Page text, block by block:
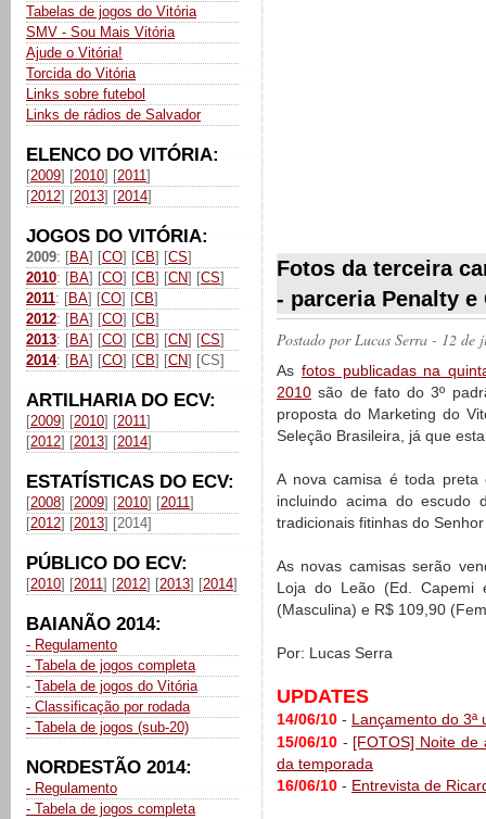
Tabelas de jogos do Vitória
SMV - Sou Mais Vitória
Ajude o Vitória!
Torcida do Vitória
Links sobre futebol
Links de rádios de Salvador
ELENCO DO VITÓRIA:
[2009] [2010] [2011]
[2012] [2013] [2014]
JOGOS DO VITÓRIA:
2009: [BA] [CO] [CB] [CS]
2010: [BA] [CO] [CB] [CN] [CS]
2011: [BA] [CO] [CB]
2012: [BA] [CO] [CB]
2013: [BA] [CO] [CB] [CN] [CS]
2014: [BA] [CO] [CB] [CN] [CS]
ARTILHARIA DO ECV:
[2009] [2010] [2011]
[2012] [2013] [2014]
ESTATÍSTICAS DO ECV:
[2008] [2009] [2010] [2011]
[2012] [2013] [2014]
PÚBLICO DO ECV:
[2010] [2011] [2012] [2013] [2014]
BAIANÃO 2014:
- Regulamento
- Tabela de jogos completa
- Tabela de jogos do Vitória
- Classificação por rodada
- Tabela de jogos (sub-20)
NORDESTÃO 2014:
- Regulamento
- Tabela de jogos completa
Fotos da terceira
- parceria Penalty e
Postado porLucas Serra - 12 de
As fotos publicadas na
2010 são de fato do 3º
proposta do Marketing do
Seleção Brasileira, já que
A nova camisa é toda preta
incluindo acima do escudo
tradicionais fitinhas do
As novas camisas serão
Loja do Leão (Ed. Capemi
(Masculina) e R$ 109,90
Por: Lucas Serra
UPDATES
14/06/10 - Lançamento do 3ª
15/06/10 - [FOTOS] Noite de
da temporada
16/06/10 - Entrevista de